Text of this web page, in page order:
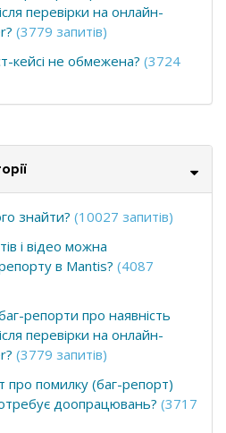
перевірки на онлайн-
(3779 запитів)
кейсі не обмежена? (3724
знайти? (10027 запитів)
і відео можна
в Mantis? (4087
репорти про наявність
перевірки на онлайн-
(3779 запитів)
про помилку (баг-репорт)
доопрацювань? (3717